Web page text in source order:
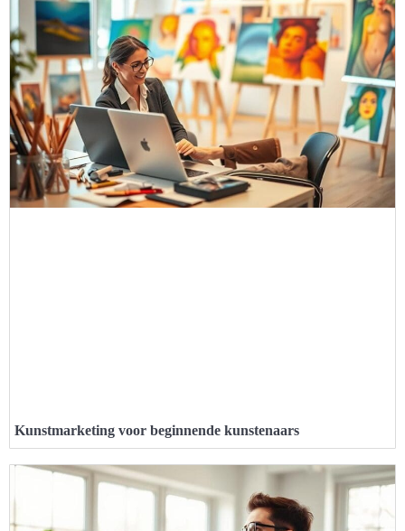
Kunstmarketing voor beginnende kunstenaars